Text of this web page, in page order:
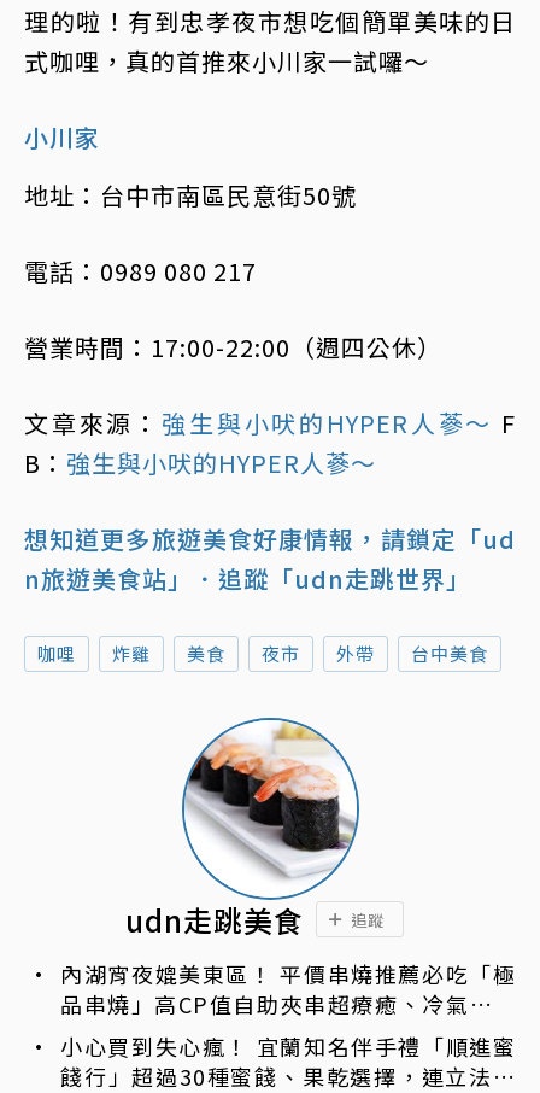
理的啦！有到忠孝夜市想吃個簡單美味的日
式咖哩，真的首推來小川家一試囉～
小川家
地址：台中市南區民意街50號
電話：0989 080 217
營業時間：17:00-22:00（週四公休）
文章來源： 強生與小吠的HYPER人蔘～ F
B： 強生與小吠的HYPER人蔘～
想知道更多旅遊美食好康情報，請鎖定「ud
n旅遊美食站」
．追蹤「udn走跳世界」
咖哩 炸雞 美食 夜市 外帶 台中美食
udn走跳美食 追蹤
內湖宵夜媲美東區！ 平價串燒推薦必吃「極
品串燒」高CP值自助夾串超療癒、冷氣強還
不限時內用
小心買到失心瘋！ 宜蘭知名伴手禮「順進蜜
餞行」超過30種蜜餞、果乾選擇，連立法院